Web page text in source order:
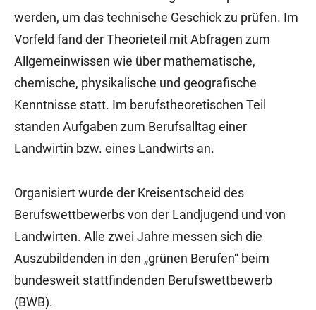
werden, um das technische Geschick zu prüfen. Im
Vorfeld fand der Theorieteil mit Abfragen zum
Allgemeinwissen wie über mathematische,
chemische, physikalische und geografische
Kenntnisse statt. Im berufstheoretischen Teil
standen Aufgaben zum Berufsalltag einer
Landwirtin bzw. eines Landwirts an.
Organisiert wurde der Kreisentscheid des
Berufswettbewerbs von der Landjugend und von
Landwirten. Alle zwei Jahre messen sich die
Auszubildenden in den „grünen Berufen“ beim
bundesweit stattfindenden Berufswettbewerb
(BWB).